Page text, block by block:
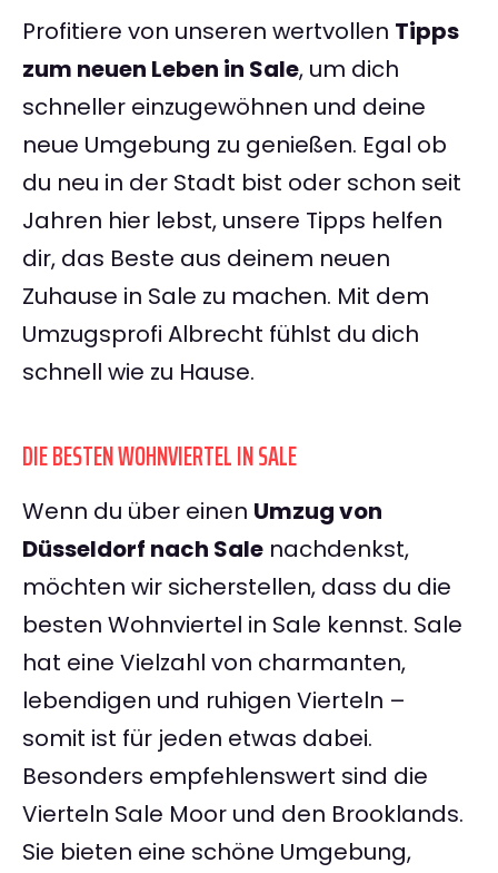
Profitiere von unseren wertvollen Tipps
zum neuen Leben in Sale, um dich
schneller einzugewöhnen und deine
neue Umgebung zu genießen. Egal ob
du neu in der Stadt bist oder schon seit
Jahren hier lebst, unsere Tipps helfen
dir, das Beste aus deinem neuen
Zuhause in Sale zu machen. Mit dem
Umzugsprofi Albrecht fühlst du dich
schnell wie zu Hause.
DIE BESTEN WOHNVIERTEL IN SALE
Wenn du über einen Umzug von
Düsseldorf nach Sale nachdenkst,
möchten wir sicherstellen, dass du die
besten Wohnviertel in Sale kennst. Sale
hat eine Vielzahl von charmanten,
lebendigen und ruhigen Vierteln –
somit ist für jeden etwas dabei.
Besonders empfehlenswert sind die
Vierteln Sale Moor und den Brooklands.
Sie bieten eine schöne Umgebung,